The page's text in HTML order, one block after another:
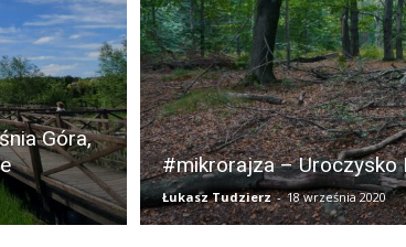
Góra,
#mikrorajza – Uroczysko
Łukasz Tudzierz - 18 września 2020